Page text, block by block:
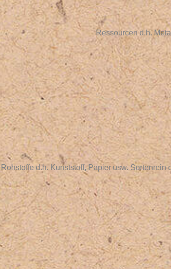
Ressourcen d.h.
Rohstoffe d.h. Kunststoff, Papier usw.